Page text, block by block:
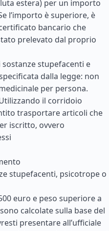
estera) per un importo
l’importo è superiore, è
bancario che
prelevato dal proprio
stupefacenti e
dalla legge: non
per persona.
il corridoio
trasportare articoli che
iscritto, ovvero
stupefacenti, psicotrope o
euro e peso superiore a
calcolate sulla base del
presentare all’ufficiale